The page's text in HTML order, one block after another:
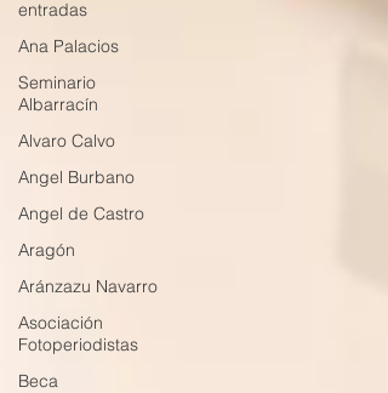
entradas
Ana Palacios
Seminario
Albarracín
Alvaro Calvo
Angel Burbano
Angel de Castro
Aragón
Aránzazu Navarro
Asociación
Fotoperiodistas
Beca